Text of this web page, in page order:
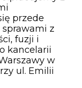
przede
z
fuzji i
kancelarii
w
ul. Emilii